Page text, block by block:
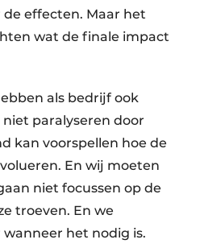
effecten. Maar het
wat de finale impact
als bedrijf ook
paralyseren door
kan voorspellen hoe de
En wij moeten
niet focussen op de
troeven. En we
het nodig is.